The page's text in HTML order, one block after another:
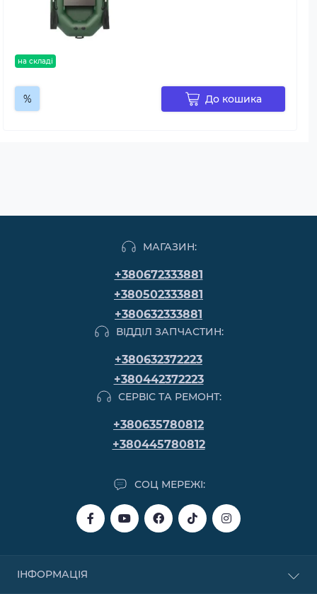
на складі
До кошика
%
МАГАЗИН:
+380672333881
+380502333881
+380632333881
ВІДДІЛ ЗАПЧАСТИН:
+380632372223
+380442372223
СЕРВІС ТА РЕМОНТ:
+380635780812
+380445780812
СОЦ МЕРЕЖІ:
ІНФОРМАЦІЯ